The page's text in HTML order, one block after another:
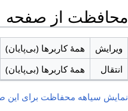
محافظت از صفحه
ویرایش
همهٔ کاربرها (بی‌پایان)
انتقال
همهٔ کاربرها (بی‌پایان)
نمایش سیاهه محفاظت برای این